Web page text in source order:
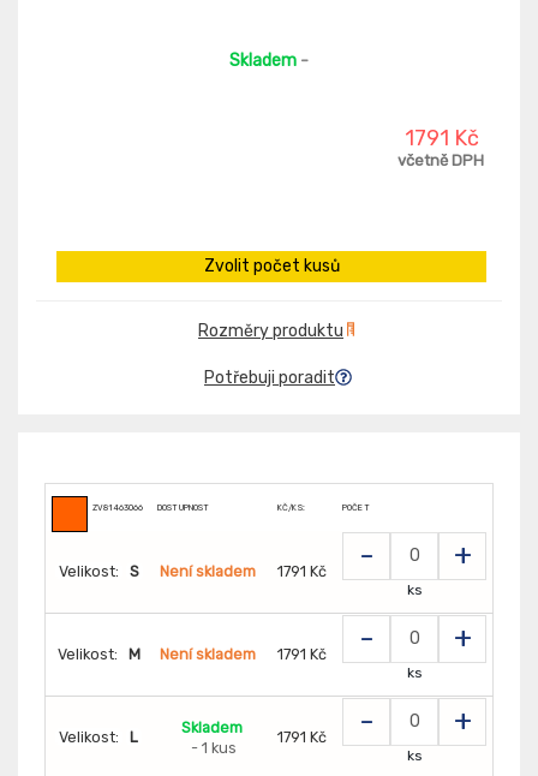
Skladem -
1791 Kč
včetně DPH
Zvolit počet kusů
Rozměry produktu
Potřebuji poradit
ZV81463066 DOSTUPNOST KČ/KS: POČET
Velikost: S Není skladem 1791 Kč - +
ks
Velikost: M Není skladem 1791 Kč - +
ks
Velikost: L
Skladem
- 1 kus
1791 Kč - +
ks